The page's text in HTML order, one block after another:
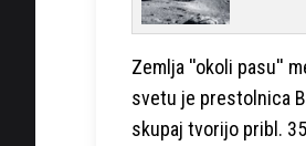
Zemlja ''okoli pasu''
svetu je prestolnica
skupaj tvorijo pribl.